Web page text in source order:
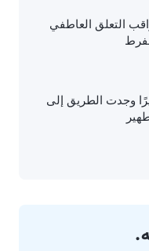
التعلق العاطفي
وجدت الطريق إلى